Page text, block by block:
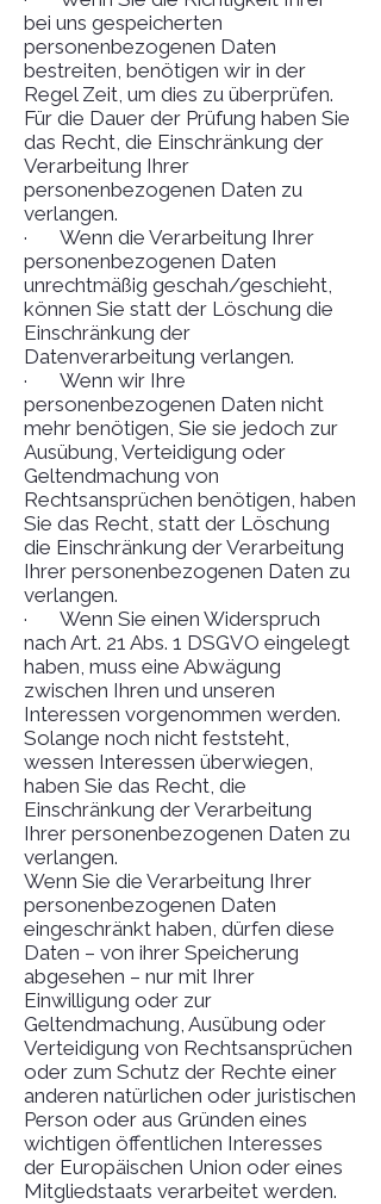
bei uns gespeicherten
personenbezogenen Daten
bestreiten, benötigen wir in der
Regel Zeit, um dies zu überprüfen.
Für die Dauer der Prüfung haben Sie
das Recht, die Einschränkung der
Verarbeitung Ihrer
personenbezogenen Daten zu
verlangen.
· Wenn die Verarbeitung Ihrer
personenbezogenen Daten
unrechtmäßig geschah/geschieht,
können Sie statt der Löschung die
Einschränkung der
Datenverarbeitung verlangen.
· Wenn wir Ihre
personenbezogenen Daten nicht
mehr benötigen, Sie sie jedoch zur
Ausübung, Verteidigung oder
Geltendmachung von
Rechtsansprüchen benötigen, haben
Sie das Recht, statt der Löschung
die Einschränkung der Verarbeitung
Ihrer personenbezogenen Daten zu
verlangen.
· Wenn Sie einen Widerspruch
nach Art. 21 Abs. 1 DSGVO eingelegt
haben, muss eine Abwägung
zwischen Ihren und unseren
Interessen vorgenommen werden.
Solange noch nicht feststeht,
wessen Interessen überwiegen,
haben Sie das Recht, die
Einschränkung der Verarbeitung
Ihrer personenbezogenen Daten zu
verlangen.
Wenn Sie die Verarbeitung Ihrer
personenbezogenen Daten
eingeschränkt haben, dürfen diese
Daten – von ihrer Speicherung
abgesehen – nur mit Ihrer
Einwilligung oder zur
Geltendmachung, Ausübung oder
Verteidigung von Rechtsansprüchen
oder zum Schutz der Rechte einer
anderen natürlichen oder juristischen
Person oder aus Gründen eines
wichtigen öffentlichen Interesses
der Europäischen Union oder eines
Mitgliedstaats verarbeitet werden.